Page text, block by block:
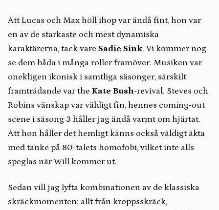
Att Lucas och Max höll ihop var ändå fint, hon var
en av de starkaste och mest dynamiska
karaktärerna, tack vare Sadie Sink. Vi kommer nog
se dem båda i många roller framöver. Musiken var
onekligen ikonisk i samtliga säsonger, särskilt
framträdande var the Kate Bush-revival. Steves och
Robins vänskap var väldigt fin, hennes coming-out
scene i säsong 3 håller jag ändå varmt om hjärtat.
Att hon håller det hemligt känns också väldigt äkta
med tanke på 80-talets homofobi, vilket inte alls
speglas när Will kommer ut.
Sedan vill jag lyfta kombinationen av de klassiska
skräckmomenten: allt från kroppsskräck,